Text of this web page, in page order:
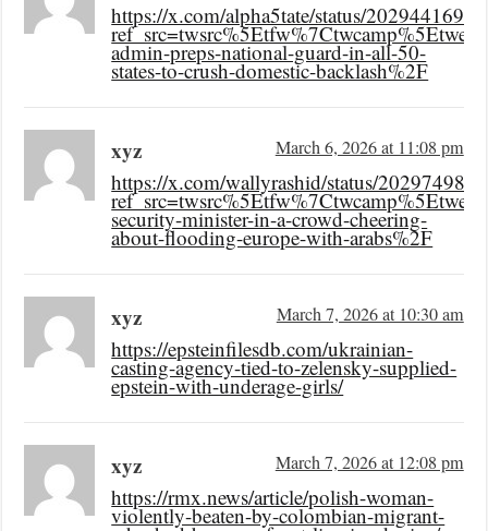
https://x.com/alpha5tate/status/
admin-preps-national-guard-in-all-50-
states-to-crush-domestic-backlash%2F
xyz March 6, 2026 at 11:08 pm
https://x.com/wallyrashid/status/
security-minister-in-a-crowd-cheering-
about-flooding-europe-with-arabs%2F
xyz March 7, 2026 at 10:30 am
https://epsteinfilesdb.com/ukrainian-
casting-agency-tied-to-zelensky-supplied-
epstein-with-underage-girls/
xyz March 7, 2026 at 12:08 pm
https://rmx.news/article/polish-woman-
violently-beaten-by-colombian-migrant-